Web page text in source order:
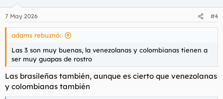
e
s
7 May 2026 #4
adams rebuznó:
Las 3 son muy buenas, la venezolanas y colombianas tienen a
ser muy guapas de rostro
Las brasileñas también, aunque es cierto que venezolanas
y colombianas también